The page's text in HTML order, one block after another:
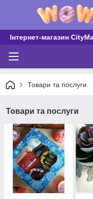
Інтернет-магазин
Товари та послуги
Товари та послуги